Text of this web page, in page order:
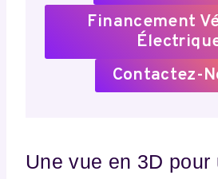
Financement
Contactez-
Une vue en 3D pour